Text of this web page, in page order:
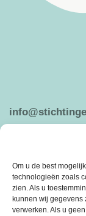
Om u de best
technologieën zoals
zien. Als u
kunnen wij gegevens
verwerken. Als u
Weergeven op
ANBI